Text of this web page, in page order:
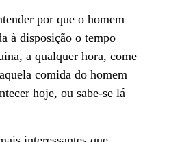
por que o homem
à disposição o tempo
a qualquer hora, come
comida do homem
hoje, ou sabe-se lá